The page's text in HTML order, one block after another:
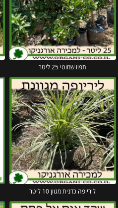
תפוז שמוטי 25 ליטר
ליריופה כדנית מגוון 10 ליטר